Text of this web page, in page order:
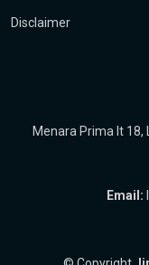
Disclaimer
Menara Prima lt
Email: